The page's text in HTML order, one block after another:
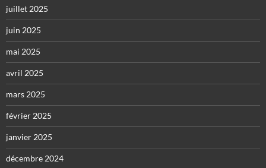
juillet 2025
juin 2025
mai 2025
avril 2025
mars 2025
février 2025
janvier 2025
décembre 2024